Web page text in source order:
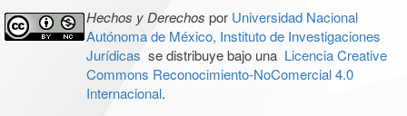
Hechos y Derechos por Universidad Nacional
Autónoma de México, Instituto de Investigaciones
Jurídicas se distribuye bajo una Licencia Creative
Commons Reconocimiento-NoComercial 4.0
Internacional.